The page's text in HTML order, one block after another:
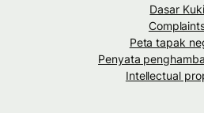
Dasar Kuki
Peta tapak
Penyata
Intellectual